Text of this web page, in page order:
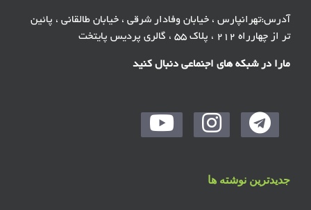
آدرس:تهرانپارس ، خیابان وفادار شرقی ، خیابان طالقانی ، پائین
تر از چهارراه ۲۱۲ ، پلاک ۵۵ ، گالری پردیس پایتخت
مارا در شبکه های اجنماعی دنبال کنید
جدیدترین نوشته ها